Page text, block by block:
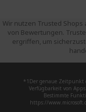
Wir nutzen Trusted Shops
von Bewertungen.
ergriffen, um
*1Der genaue Zeitpunkt
Verfügbarkeit von
Bestimmte
https://